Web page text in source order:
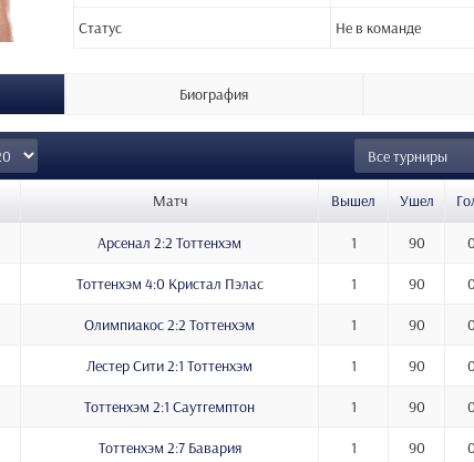
Статус Не в команде
Биография
Матч Вышел Ушел
Арсенал 2:2 Тоттенхэм 1 90 0
Тоттенхэм 4:0 Кристал Пэлас 1 90 0
Олимпиакос 2:2 Тоттенхэм 1 90 0
Лестер Сити 2:1 Тоттенхэм 1 90 0
Тоттенхэм 2:1 Саутгемптон 1 90 0
Тоттенхэм 2:7 Бавария 1 90 0